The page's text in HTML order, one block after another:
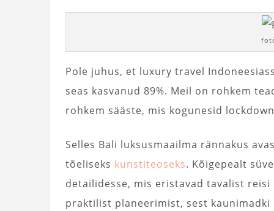
Pole juhus, et luxury travel
seas kasvanud 89%. Meil on rohkem
rohkem sääste, mis kogunesid
Selles Bali luksusmaailma rännakus
tõeliseks kunstiteoseks. Kõigepealt
detailidesse, mis eristavad tavalist
praktilist planeerimist, sest kaunimadki